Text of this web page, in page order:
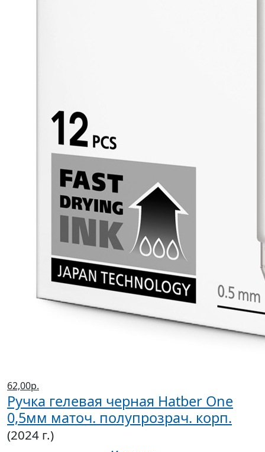
62,00р.
Ручка гелевая черная Hatber One
0,5мм маточ. полупрозрач. корп.
(2024 г.)